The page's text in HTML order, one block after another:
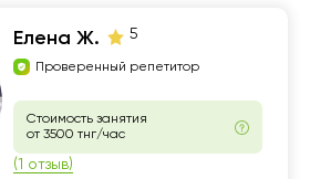
Елена Ж. 5
Проверенный репетитор
Стоимость занятия
от 3500 тнг/час
(1 отзыв)